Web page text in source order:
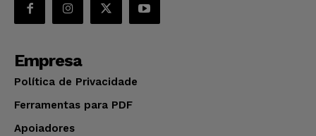
Empresa
Política de Privacidade
Ferramentas para PDF
Apoiadores